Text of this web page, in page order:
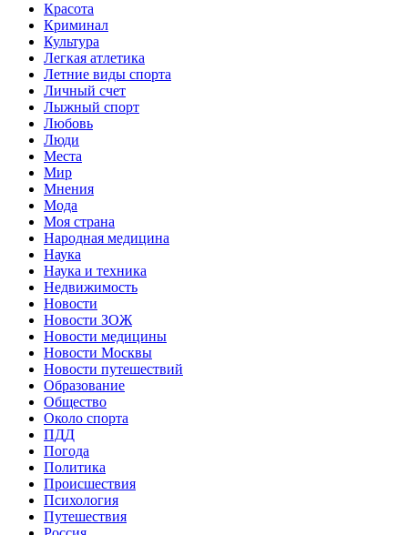
Красота
Криминал
Культура
Легкая атлетика
Летние виды спорта
Личный счет
Лыжный спорт
Любовь
Люди
Места
Мир
Мнения
Мода
Моя страна
Народная медицина
Наука
Наука и техника
Недвижимость
Новости
Новости ЗОЖ
Новости медицины
Новости Москвы
Новости путешествий
Образование
Общество
Около спорта
ПДД
Погода
Политика
Происшествия
Психология
Путешествия